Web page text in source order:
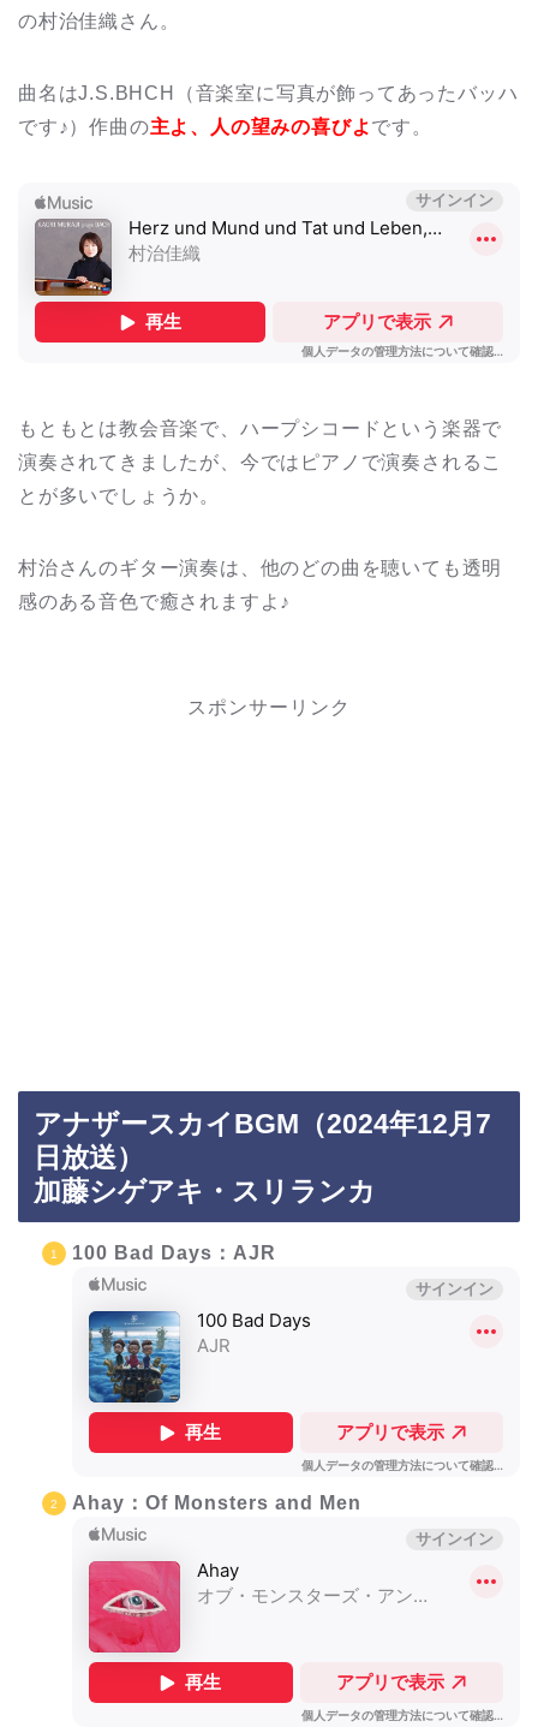
の村治佳織さん。
曲名はJ.S.BHCH（音楽室に写真が飾ってあったバッハ
です♪）作曲の主よ、人の望みの喜びよ です。
もともとは教会音楽で、ハープシコードという楽器で
演奏されてきましたが、今ではピアノで演奏されるこ
とが多いでしょうか。
村治さんのギター演奏は、他のどの曲を聴いても透明
感のある音色で癒されますよ♪
スポンサーリンク
アナザースカイBGM（2024年12月7
日放送）
加藤シゲアキ・スリランカ
100 Bad Days：AJR
Ahay：Of Monsters and Men